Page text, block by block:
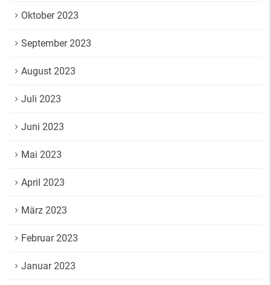
Oktober 2023
September 2023
August 2023
Juli 2023
Juni 2023
Mai 2023
April 2023
März 2023
Februar 2023
Januar 2023